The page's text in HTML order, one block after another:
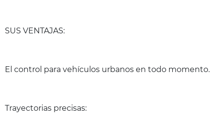
SUS VENTAJAS:
El control para vehículos urbanos en todo momento.
Trayectorias precisas: